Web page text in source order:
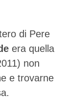
di Pere
era quella
non
e trovarne